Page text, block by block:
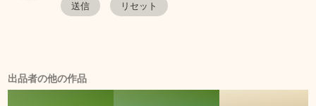
出品者の他の作品